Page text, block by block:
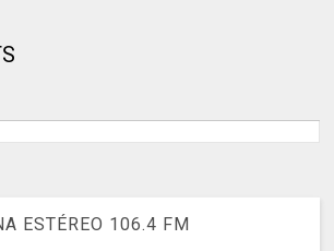
ESTÉREO 106.4 FM